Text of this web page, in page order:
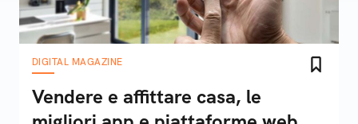
DIGITAL MAGAZINE
Vendere e affittare casa, le